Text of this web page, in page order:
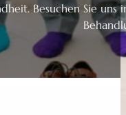
Besuchen Sie